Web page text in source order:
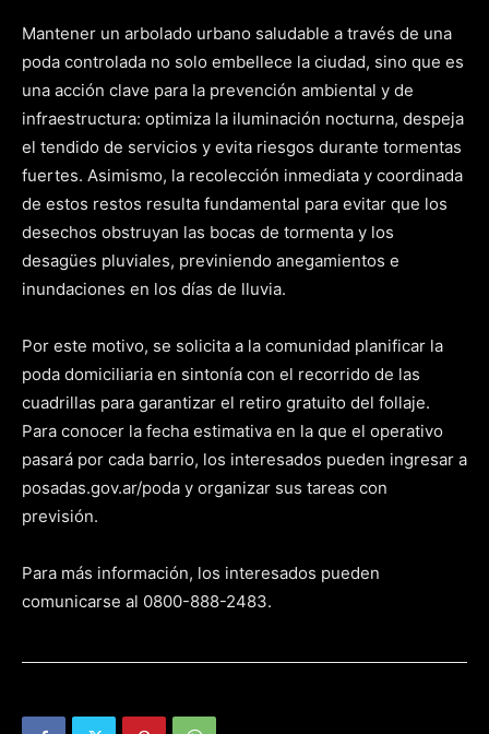
Mantener un arbolado urbano saludable a través de una
poda controlada no solo embellece la ciudad, sino que es
una acción clave para la prevención ambiental y de
infraestructura: optimiza la iluminación nocturna, despeja
el tendido de servicios y evita riesgos durante tormentas
fuertes. Asimismo, la recolección inmediata y coordinada
de estos restos resulta fundamental para evitar que los
desechos obstruyan las bocas de tormenta y los
desagües pluviales, previniendo anegamientos e
inundaciones en los días de lluvia.
Por este motivo, se solicita a la comunidad planificar la
poda domiciliaria en sintonía con el recorrido de las
cuadrillas para garantizar el retiro gratuito del follaje.
Para conocer la fecha estimativa en la que el operativo
pasará por cada barrio, los interesados pueden ingresar a
posadas.gov.ar/poda y organizar sus tareas con
previsión.
Para más información, los interesados pueden
comunicarse al 0800-888-2483.